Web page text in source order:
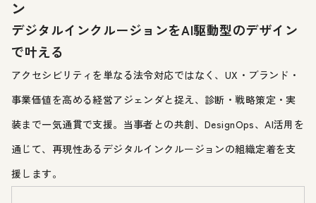
ン
デジタルインクルージョンをAI駆動型のデザイン
で叶える
アクセシビリティを単なる法令対応ではなく、UX・ブランド・
事業価値を高める経営アジェンダと捉え、診断・戦略策定・実
装まで一気通貫で支援。当事者との共創、DesignOps、AI活用を
通じて、再現性あるデジタルインクルージョンの組織定着を支
援します。